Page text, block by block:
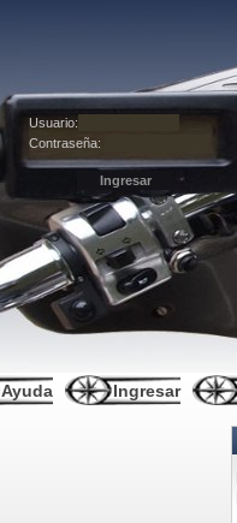
Usuario:
Contraseña:
Ayuda Ingresar